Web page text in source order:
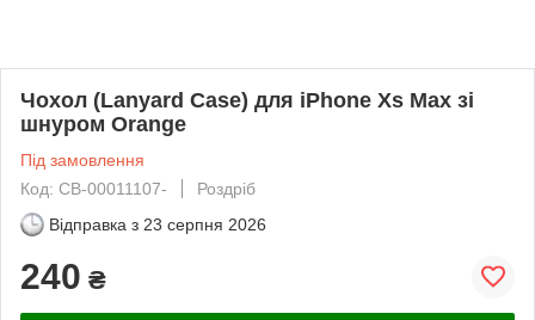
Чохол (Lanyard Case) для iPhone Xs Max зі
шнуром Orange
Під замовлення
Код: CB-00011107-
Роздріб
Відправка з 23 серпня 2026
240 ₴